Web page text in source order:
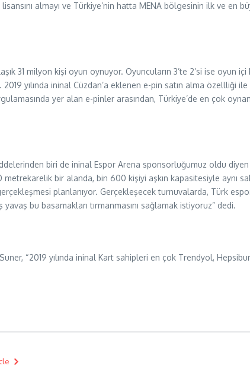
almayı ve Türkiye’nin hatta MENA bölgesinin ilk ve en
31 milyon kişi oyun oynuyor. Oyuncuların 3’te 2’si ise oyun içi
yılında ininal Cüzdan’a eklenen e-pin satın alma özellliği ile
yer alan e-pinler arasından, Türkiye’de en çok
biri de ininal Espor Arena sponsorluğumuz oldu diyen
bir alanda, bin 600 kişiyi aşkın kapasitesiyle aynı
planlanıyor. Gerçekleşecek turnuvalarda, Türk
bu basamakları tırmanmasını sağlamak istiyoruz” dedi.
“2019 yılında ininal Kart sahipleri en çok Trendyol,